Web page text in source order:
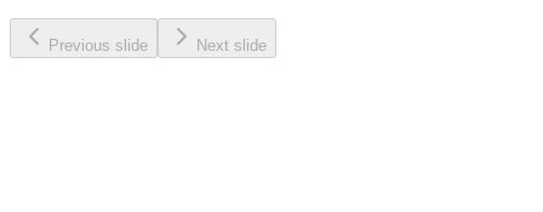
Previous slide Next slide